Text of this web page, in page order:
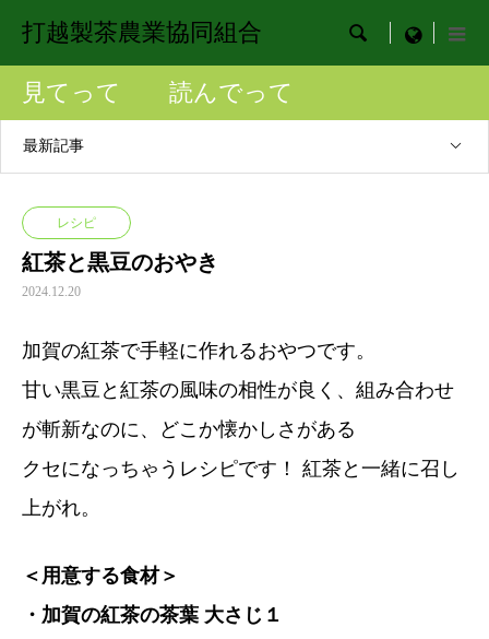
打越製茶農業協同組合  menu
見てって 読んでって
最新記事
レシピ
紅茶と黒豆のおやき
2024.12.20
加賀の紅茶で手軽に作れるおやつです。
甘い黒豆と紅茶の風味の相性が良く、組み合わせ
が斬新なのに、どこか懐かしさがある
クセになっちゃうレシピです！ 紅茶と一緒に召し
上がれ。
＜用意する食材＞
・加賀の紅茶の茶葉 大さじ１